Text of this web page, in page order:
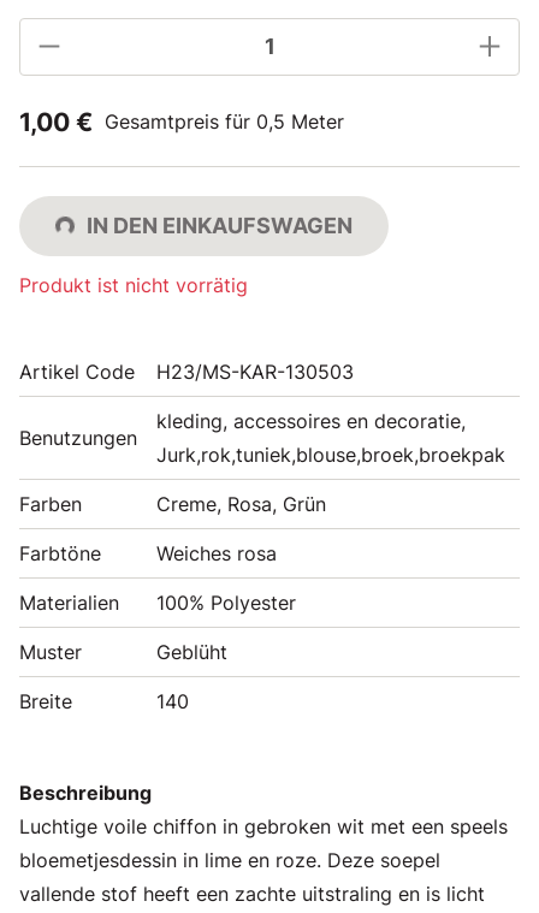
1,00 € Gesamtpreis für 0,5 Meter
IN DEN EINKAUFSWAGEN
Produkt ist nicht vorrätig
Artikel Code H23/MS-KAR-130503
Benutzungen
kleding, accessoires en decoratie,
Jurk,rok,tuniek,blouse,broek,broekpak
Farben Creme, Rosa, Grün
Farbtöne Weiches rosa
Materialien 100% Polyester
Muster Geblüht
Breite 140
Beschreibung
Luchtige voile chiffon in gebroken wit met een speels
bloemetjesdessin in lime en roze. Deze soepel
vallende stof heeft een zachte uitstraling en is licht